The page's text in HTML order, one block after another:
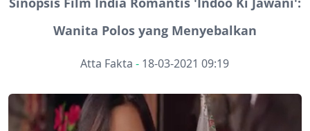
Wanita Polos yang Menyebalkan
Atta Fakta - 18-03-2021 09:19